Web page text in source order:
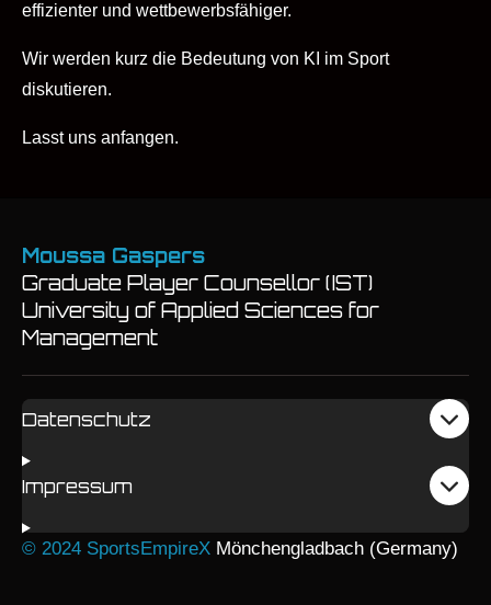
effizienter und wettbewerbsfähiger.
Wir werden kurz die Bedeutung von KI im Sport
diskutieren.
Lasst uns anfangen.
Moussa Gaspers
Graduate Player Counsellor (IST)
University of Applied Sciences for
Management
Datenschutz
Impressum
© 2024 SportsEmpireX Mönchengladbach (Germany)